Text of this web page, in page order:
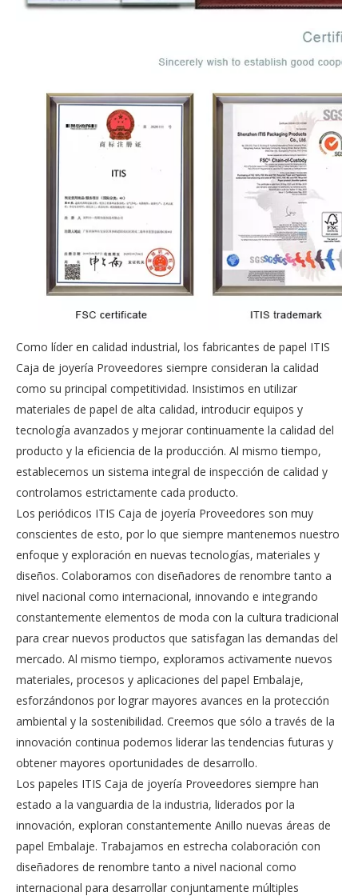
Como líder en calidad industrial, los fabricantes de papel ITIS
Caja de joyería Proveedores siempre consideran la calidad
como su principal competitividad. Insistimos en utilizar
materiales de papel de alta calidad, introducir equipos y
tecnología avanzados y mejorar continuamente la calidad del
producto y la eficiencia de la producción. Al mismo tiempo,
establecemos un sistema integral de inspección de calidad y
controlamos estrictamente cada producto.
Los periódicos ITIS Caja de joyería Proveedores son muy
conscientes de esto, por lo que siempre mantenemos nuestro
enfoque y exploración en nuevas tecnologías, materiales y
diseños. Colaboramos con diseñadores de renombre tanto a
nivel nacional como internacional, innovando e integrando
constantemente elementos de moda con la cultura tradicional
para crear nuevos productos que satisfagan las demandas del
mercado. Al mismo tiempo, exploramos activamente nuevos
materiales, procesos y aplicaciones del papel Embalaje,
esforzándonos por lograr mayores avances en la protección
ambiental y la sostenibilidad. Creemos que sólo a través de la
innovación continua podemos liderar las tendencias futuras y
obtener mayores oportunidades de desarrollo.
Los papeles ITIS Caja de joyería Proveedores siempre han
estado a la vanguardia de la industria, liderados por la
innovación, exploran constantemente Anillo nuevas áreas de
papel Embalaje. Trabajamos en estrecha colaboración con
diseñadores de renombre tanto a nivel nacional como
internacional para desarrollar conjuntamente múltiples